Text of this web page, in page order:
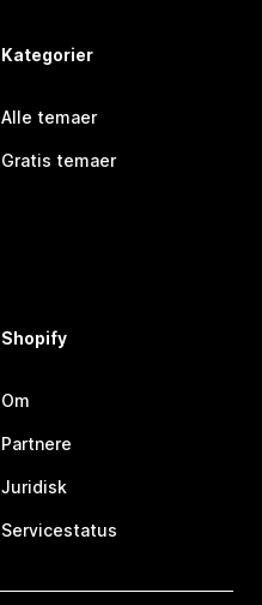
Kategorier
Alle temaer
Gratis temaer
Shopify
Om
Partnere
Juridisk
Servicestatus